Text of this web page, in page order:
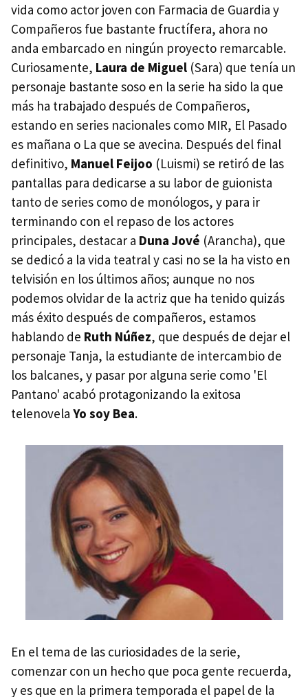
vida como actor joven con Farmacia de Guardia y
Compañeros fue bastante fructífera, ahora no
anda embarcado en ningún proyecto remarcable.
Curiosamente, Laura de Miguel (Sara) que tenía un
personaje bastante soso en la serie ha sido la que
más ha trabajado después de Compañeros,
estando en series nacionales como MIR, El Pasado
es mañana o La que se avecina. Después del final
definitivo, Manuel Feijoo (Luismi) se retiró de las
pantallas para dedicarse a su labor de guionista
tanto de series como de monólogos, y para ir
terminando con el repaso de los actores
principales, destacar a Duna Jové (Arancha), que
se dedicó a la vida teatral y casi no se la ha visto en
telvisión en los últimos años; aunque no nos
podemos olvidar de la actriz que ha tenido quizás
más éxito después de compañeros, estamos
hablando de Ruth Núñez, que después de dejar el
personaje Tanja, la estudiante de intercambio de
los balcanes, y pasar por alguna serie como 'El
Pantano' acabó protagonizando la exitosa
telenovela Yo soy Bea.
En el tema de las curiosidades de la serie,
comenzar con un hecho que poca gente recuerda,
y es que en la primera temporada el papel de la